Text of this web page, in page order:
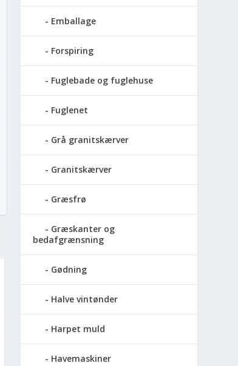
Emballage
Forspiring
Fuglebade og fuglehuse
Fuglenet
Grå granitskærver
Granitskærver
Græsfrø
Græskanter og
bedafgrænsning
Gødning
Halve vintønder
Harpet muld
Havemaskiner